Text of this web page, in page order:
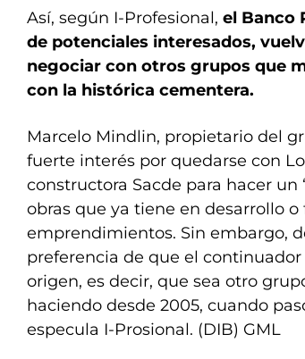
Así, según I-Profesional, el Banco
de potenciales interesados,
negociar con otros grupos que
con la histórica cementera.
Marcelo Mindlin, propietario del
fuerte interés por quedarse con
constructora Sacde para hacer
obras que ya tiene en desarrollo
emprendimientos. Sin embargo,
preferencia de que el
origen, es decir, que sea otro
haciendo desde 2005, cuando
especula I-Prosional. (DIB) GML